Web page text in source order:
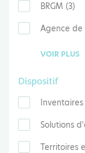
BRGM (3)
Agence de
VOIR PLUS
Dispositif
Solutions
Territoires